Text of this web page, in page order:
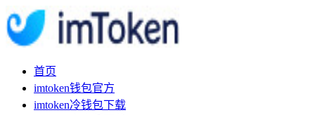
首页
imtoken钱包官方
imtoken冷钱包下载